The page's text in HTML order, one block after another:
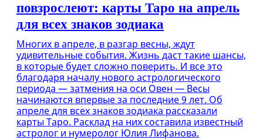
повзрослеют: карты Таро на апрель
для всех знаков зодиака
Многих в апреле, в разгар весны, ждут
удивительные события. Жизнь даст такие шансы,
в которые будет сложно поверить. И все это
благодаря началу нового астрологического
периода — затмения на оси Овен — Весы
начинаются впервые за последние 9 лет. Об
апреле для всех знаков зодиака рассказали
карты Таро. Расклад на них составила известный
астролог и нумеролог Юлия Лифанова.